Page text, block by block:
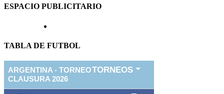
ESPACIO PUBLICITARIO
TABLA DE FUTBOL